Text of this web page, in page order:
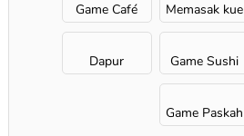
Game Café Memasak kue
Dapur Game Sushi
Game Paskah